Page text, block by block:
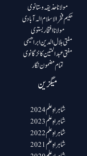
مولانا حذیفہ وستانوی
حکیم فخرالاسلام الہ آبادی
مولانا افتخار بستوی
مفتی ہلال الدین ابراھیمی
مفتی عبد المتین کانڑگانوی
تمام مضمون نگار
میگزین
شاہراہِ علم 2024
شاہراہِ علم 2023
شاہراہِ علم 2022
شاہراہِ علم 2021